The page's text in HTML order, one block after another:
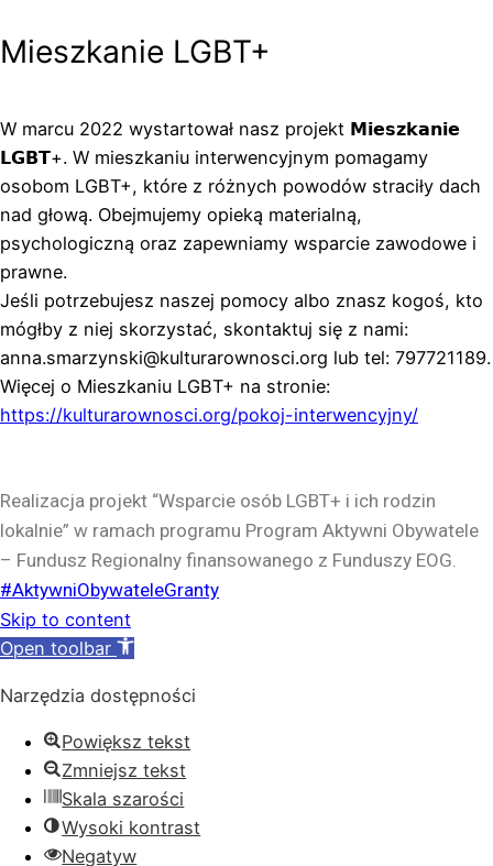
Mieszkanie LGBT+
W marcu 2022 wystartował nasz projekt 𝗠𝗶𝗲𝘀𝘇𝗸𝗮𝗻𝗶𝗲
𝗟𝗚𝗕𝗧+. W mieszkaniu interwencyjnym pomagamy
osobom LGBT+, które z różnych powodów straciły dach
nad głową. Obejmujemy opieką materialną,
psychologiczną oraz zapewniamy wsparcie zawodowe i
prawne.
Jeśli potrzebujesz naszej pomocy albo znasz kogoś, kto
mógłby z niej skorzystać, skontaktuj się z nami:
anna.smarzynski@kulturarownosci.org lub tel: 797721189.
Więcej o Mieszkaniu LGBT+ na stronie:
https://kulturarownosci.org/pokoj-interwencyjny/
Realizacja projekt “Wsparcie osób LGBT+ i ich rodzin
lokalnie” w ramach programu Program Aktywni Obywatele
– Fundusz Regionalny finansowanego z Funduszy EOG.
#AktywniObywateleGranty
Skip to content
Open toolbar
Narzędzia dostępności
Powiększ tekst
Zmniejsz tekst
Skala szarości
Wysoki kontrast
Negatyw